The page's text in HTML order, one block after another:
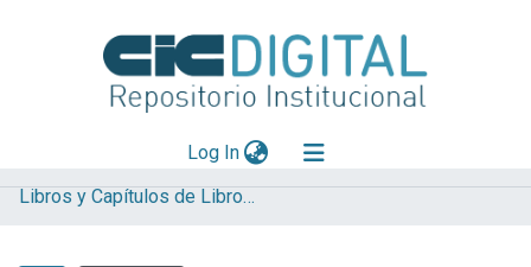
Log In(current)
Explorar
Libros y Capítulos de Libro LINTA